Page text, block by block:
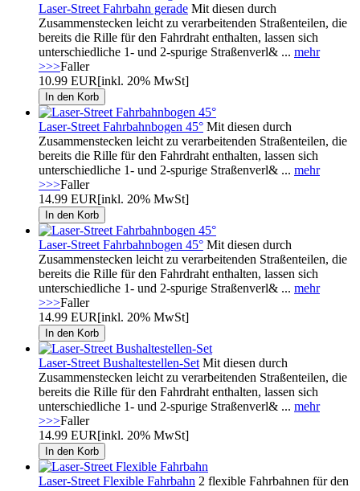
Laser-Street Fahrbahn gerade Mit diesen durch
Zusammenstecken leicht zu verarbeitenden Straßenteilen, die
bereits die Rille für den Fahrdraht enthalten, lassen sich
unterschiedliche 1- und 2-spurige Straßenverl& ... mehr
>>>Faller
10.99 EUR[inkl. 20% MwSt]
Laser-Street Fahrbahnbogen 45° Mit diesen durch
Zusammenstecken leicht zu verarbeitenden Straßenteilen, die
bereits die Rille für den Fahrdraht enthalten, lassen sich
unterschiedliche 1- und 2-spurige Straßenverl& ... mehr
>>>Faller
14.99 EUR[inkl. 20% MwSt]
Laser-Street Fahrbahnbogen 45° Mit diesen durch
Zusammenstecken leicht zu verarbeitenden Straßenteilen, die
bereits die Rille für den Fahrdraht enthalten, lassen sich
unterschiedliche 1- und 2-spurige Straßenverl& ... mehr
>>>Faller
14.99 EUR[inkl. 20% MwSt]
Laser-Street Bushaltestellen-Set Mit diesen durch
Zusammenstecken leicht zu verarbeitenden Straßenteilen, die
bereits die Rille für den Fahrdraht enthalten, lassen sich
unterschiedliche 1- und 2-spurige Straßenverl& ... mehr
>>>Faller
14.99 EUR[inkl. 20% MwSt]
Laser-Street Flexible Fahrbahn 2 flexible Fahrbahnen für den